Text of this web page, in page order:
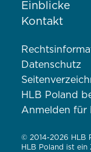
Einblicke
Kontakt
Datenschutz
HLB Poland
Anmelden für
© 2014-2026 HLB
HLB Poland ist ein